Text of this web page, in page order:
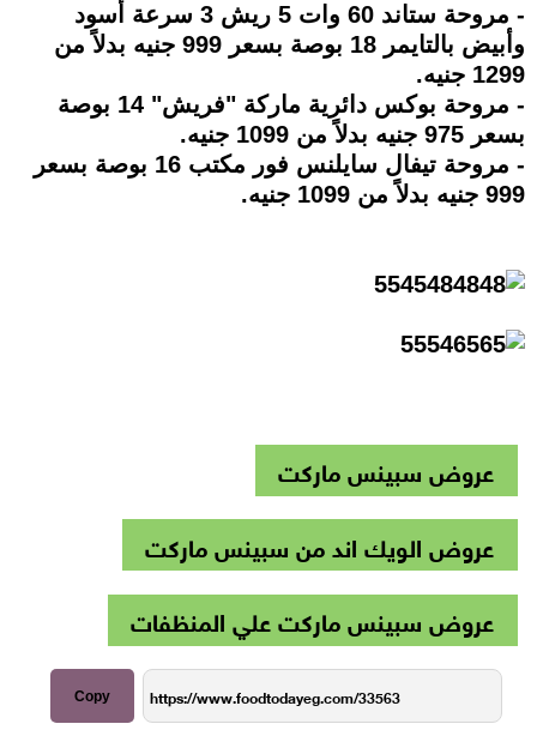
- مروحة ستاند 60 وات 5 ريش 3 سرعة أسود
وأبيض بالتايمر 18 بوصة بسعر 999 جنيه بدلاً من
1299 جنيه.
- مروحة بوكس دائرية ماركة "فريش" 14 بوصة
بسعر 975 جنيه بدلاً من 1099 جنيه.
- مروحة تيفال سايلنس فور مكتب 16 بوصة بسعر
999 جنيه بدلاً من 1099 جنيه.
عروض سبينس ماركت
عروض الويك اند من سبينس ماركت
عروض سبينس ماركت علي المنظفات
Copy